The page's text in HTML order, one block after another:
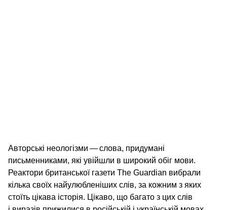
Авторські неологізми — слова, придумані
письменниками, які увійшли в широкий обіг мови.
Реактори британської газети The Guardian вибрали
кілька своїх найулюбленіших слів, за кожним з яких
стоїть цікава історія. Цікаво, що багато з цих слів